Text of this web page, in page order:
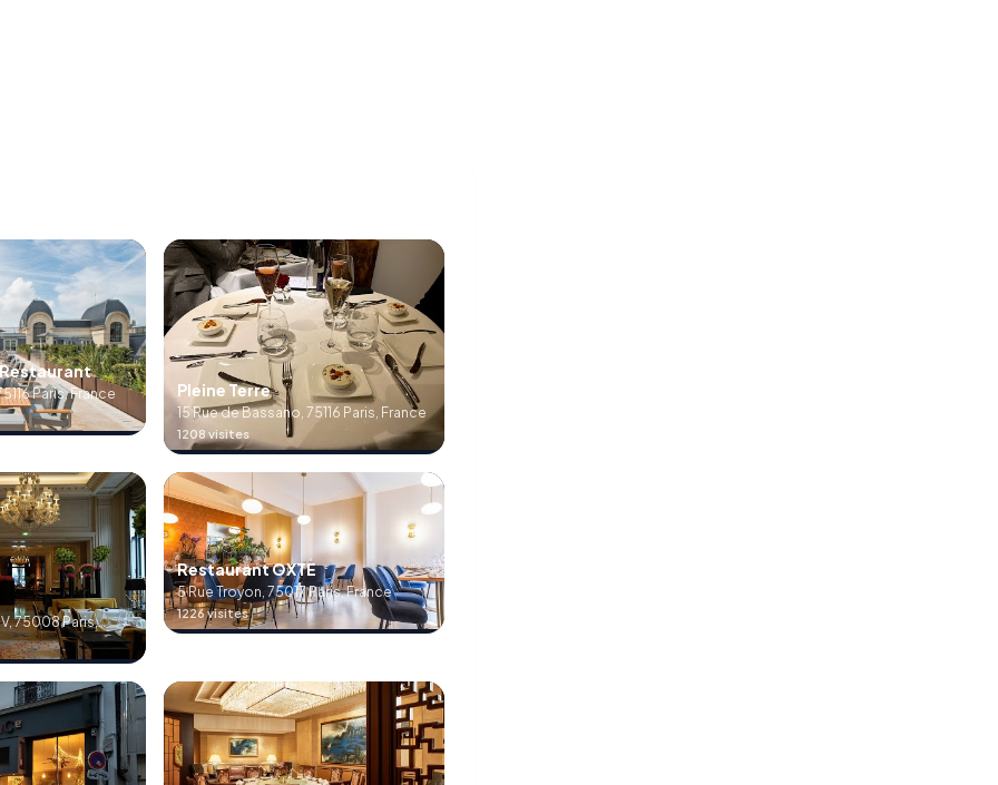
Paris, France Pleine Terre
15 Rue de Bassano, 75116 Paris, France
1208 visites
75008 Paris,
Restaurant OXTE
5 Rue Troyon, 75017 Paris, France
1226 visites